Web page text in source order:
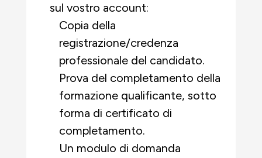
sul vostro account:
Copia della
registrazione/credenza
professionale del candidato.
Prova del completamento della
formazione qualificante, sotto
forma di certificato di
completamento.
Un modulo di domanda